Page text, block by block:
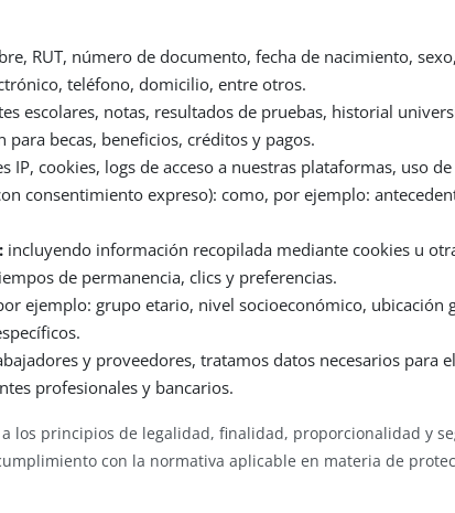
RUT, número de documento, fecha de nacimiento,
teléfono, domicilio, entre otros.
escolares, notas, resultados de pruebas, historial
becas, beneficios, créditos y pagos.
IP, cookies, logs de acceso a nuestras plataformas, uso
consentimiento expreso): como, por ejemplo:
incluyendo información recopilada mediante cookies u
de permanencia, clics y preferencias.
ejemplo: grupo etario, nivel socioeconómico, ubicación
y proveedores, tratamos datos necesarios para
profesionales y bancarios.
los principios de legalidad, finalidad, proporcionalidad y
con la normativa aplicable en materia de